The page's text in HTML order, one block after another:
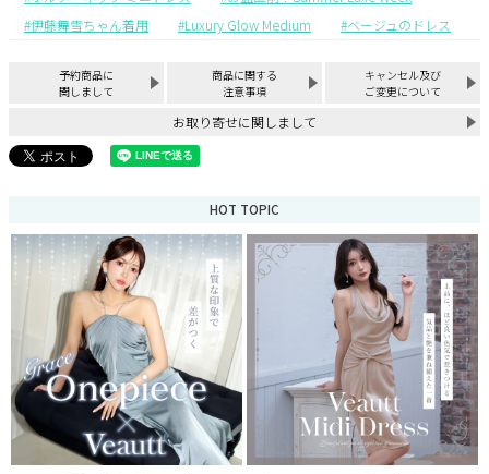
伊藤舞雪ちゃん着用
Luxury Glow Medium ベージュのドレス
予約商品に
関しまして
商品に関する
注意事項
キャンセル及び
ご変更について
お取り寄せに関しまして
HOT TOPIC